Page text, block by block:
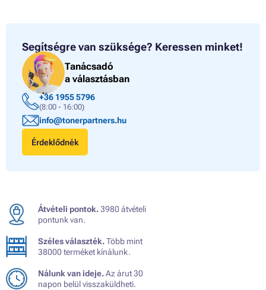
Segítségre van szüksége? Keressen minket!
Tanácsadó
a választásban
+36 1955 5796
(8:00 - 16:00)
info@tonerpartners.hu
Érdeklődnék
Átvételi pontok.3980 átvételi
pontunk van.
Széles választék.Több mint
38000 terméket kínálunk.
Nálunk van ideje.Az árut 30
napon belül visszaküldheti.